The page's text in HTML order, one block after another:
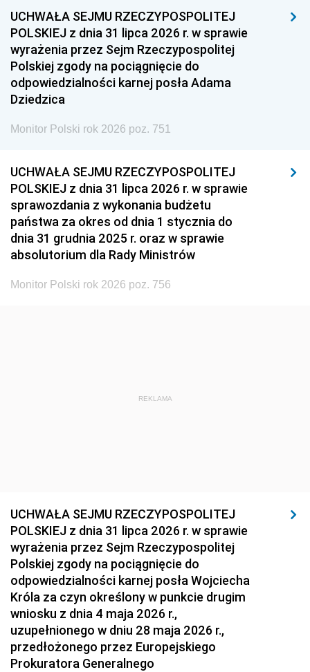
1954 1953 1952
1951 1950 1949
1948 1947
1939
UCHWAŁA SEJMU RZECZYPOSPOLITEJ
POLSKIEJ z dnia 31 lipca 2026 r. w sprawie
wyrażenia przez Sejm Rzeczypospolitej
Polskiej zgody na pociągnięcie do
odpowiedzialności karnej posła Adama
Dziedzica
Monitor Polski rok 2026 poz. 751
UCHWAŁA SEJMU RZECZYPOSPOLITEJ
POLSKIEJ z dnia 31 lipca 2026 r. w sprawie
sprawozdania z wykonania budżetu
państwa za okres od dnia 1 stycznia do
dnia 31 grudnia 2025 r. oraz w sprawie
absolutorium dla Rady Ministrów
Monitor Polski rok 2026 poz. 756
REKLAMA
UCHWAŁA SEJMU RZECZYPOSPOLITEJ
POLSKIEJ z dnia 31 lipca 2026 r. w sprawie
wyrażenia przez Sejm Rzeczypospolitej
Polskiej zgody na pociągnięcie do
odpowiedzialności karnej posła Wojciecha
Króla za czyn określony w punkcie drugim
wniosku z dnia 4 maja 2026 r.,
uzupełnionego w dniu 28 maja 2026 r.,
przedłożonego przez Europejskiego
Prokuratora Generalnego